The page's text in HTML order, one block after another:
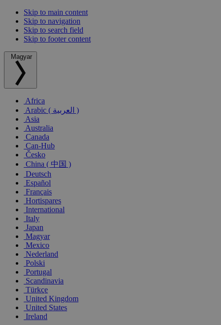
Skip to main content
Skip to navigation
Skip to search field
Skip to footer content
Magyar
Africa
Arabic ( العربية )
Asia
Australia
Canada
Can-Hub
Česko
China ( 中国 )
Deutsch
Español
Français
Hortispares
International
Italy
Japan
Magyar
Mexico
Nederland
Polski
Portugal
Scandinavia
Türkçe
United Kingdom
United States
Ireland